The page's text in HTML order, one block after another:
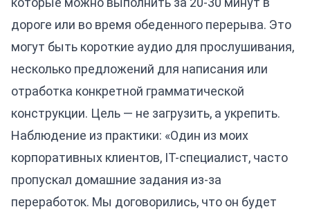
дороге или во время обеденного перерыва. Это
могут быть короткие аудио для прослушивания,
несколько предложений для написания или
отработка конкретной грамматической
конструкции. Цель — не загрузить, а укрепить.
Наблюдение из практики: «Один из моих
корпоративных клиентов, IT-специалист, часто
пропускал домашние задания из-за
переработок. Мы договорились, что он будет